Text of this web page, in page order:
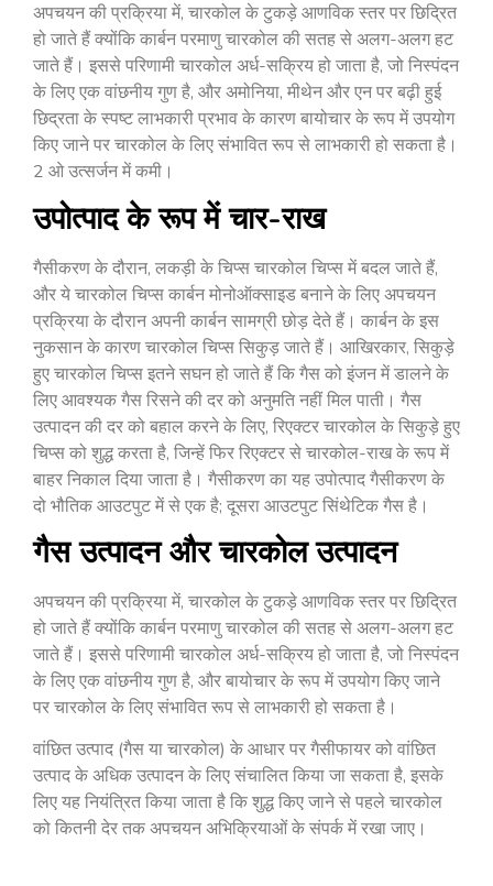
अपचयन की प्रक्रिया में, चारकोल के टुकड़े आणविक स्तर पर छिद्रित
हो जाते हैं क्योंकि कार्बन परमाणु चारकोल की सतह से अलग-अलग हट
जाते हैं। इससे परिणामी चारकोल अर्ध-सक्रिय हो जाता है, जो निस्पंदन
के लिए एक वांछनीय गुण है, और अमोनिया, मीथेन और एन पर बढ़ी हुई
छिद्रता के स्पष्ट लाभकारी प्रभाव के कारण बायोचार के रूप में उपयोग
किए जाने पर चारकोल के लिए संभावित रूप से लाभकारी हो सकता है।
2 ओ उत्सर्जन में कमी।
उपोत्पाद के रूप में चार-राख
गैसीकरण के दौरान, लकड़ी के चिप्स चारकोल चिप्स में बदल जाते हैं,
और ये चारकोल चिप्स कार्बन मोनोऑक्साइड बनाने के लिए अपचयन
प्रक्रिया के दौरान अपनी कार्बन सामग्री छोड़ देते हैं। कार्बन के इस
नुकसान के कारण चारकोल चिप्स सिकुड़ जाते हैं। आखिरकार, सिकुड़े
हुए चारकोल चिप्स इतने सघन हो जाते हैं कि गैस को इंजन में डालने के
लिए आवश्यक गैस रिसने की दर को अनुमति नहीं मिल पाती। गैस
उत्पादन की दर को बहाल करने के लिए, रिएक्टर चारकोल के सिकुड़े हुए
चिप्स को शुद्ध करता है, जिन्हें फिर रिएक्टर से चारकोल-राख के रूप में
बाहर निकाल दिया जाता है। गैसीकरण का यह उपोत्पाद गैसीकरण के
दो भौतिक आउटपुट में से एक है; दूसरा आउटपुट सिंथेटिक गैस है।
गैस उत्पादन और चारकोल उत्पादन
अपचयन की प्रक्रिया में, चारकोल के टुकड़े आणविक स्तर पर छिद्रित
हो जाते हैं क्योंकि कार्बन परमाणु चारकोल की सतह से अलग-अलग हट
जाते हैं। इससे परिणामी चारकोल अर्ध-सक्रिय हो जाता है, जो निस्पंदन
के लिए एक वांछनीय गुण है, और बायोचार के रूप में उपयोग किए जाने
पर चारकोल के लिए संभावित रूप से लाभकारी हो सकता है।
वांछित उत्पाद (गैस या चारकोल) के आधार पर गैसीफायर को वांछित
उत्पाद के अधिक उत्पादन के लिए संचालित किया जा सकता है, इसके
लिए यह नियंत्रित किया जाता है कि शुद्ध किए जाने से पहले चारकोल
को कितनी देर तक अपचयन अभिक्रियाओं के संपर्क में रखा जाए।